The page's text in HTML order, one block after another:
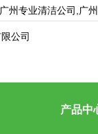
广州专业清洁公司 ,广
产品中